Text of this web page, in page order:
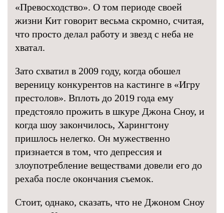
«Превосходство». О том периоде своей
жизни Кит говорит весьма скромно, считая,
что просто делал работу и звезд с неба не
хватал.
Зато схватил в 2009 году, когда обошел
вереницу конкурентов на кастинге в «Игру
престолов». Вплоть до 2019 года ему
предстояло прожить в шкуре Джона Сноу, и
когда шоу закончилось, Харингтону
пришлось нелегко. Он мужественно
признается в том, что депрессия и
злоупотребление веществами довели его до
рехаба после окончания съемок.
Стоит, однако, сказать, что не Джоном Сноу